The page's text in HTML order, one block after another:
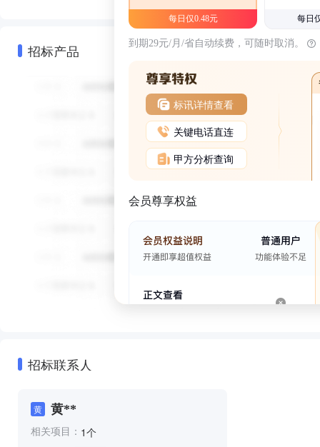
招标产品
每日仅0.48元 每日
到期29元/月/省自动续费，可随时取消。
标讯详情查看
关键电话直连
甲方分析查询
会员尊享权益
招标联系人
黄 黄**
相关项目： 1个